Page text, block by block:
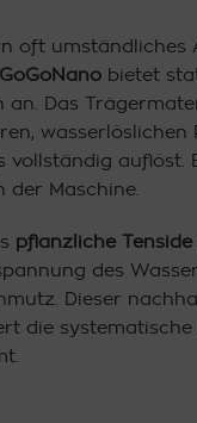
oft umständliches
GoGoNano bietet
Das
vollständig auflöst.
der Maschine.
pflanzliche Tenside
des
Dieser
die